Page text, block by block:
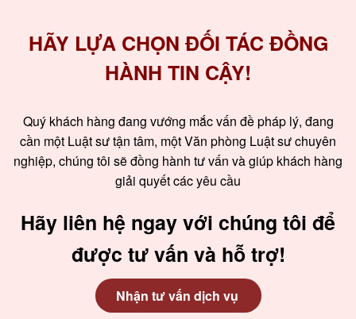
HÃY LỰA CHỌN ĐỐI TÁC ĐỒNG
HÀNH TIN CẬY!
Quý khách hàng đang vướng mắc vấn đề pháp lý, đang
cần một Luật sư tận tâm, một Văn phòng Luật sư chuyên
nghiệp, chúng tôi sẽ đồng hành tư vấn và giúp khách hàng
giải quyết các yêu cầu
Hãy liên hệ ngay với chúng tôi để
được tư vấn và hỗ trợ!
Nhận tư vấn dịch vụ